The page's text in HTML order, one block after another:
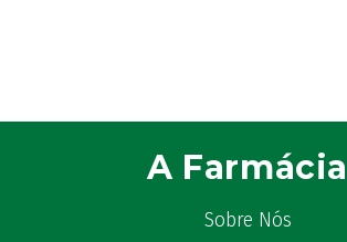
A Farmácia
Sobre Nós